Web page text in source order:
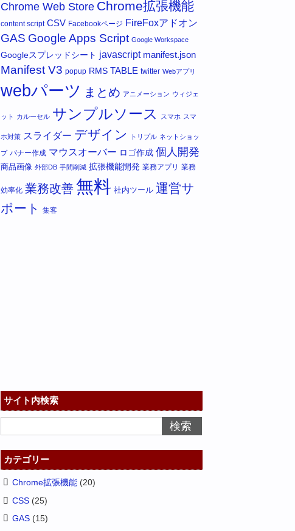
Chrome Web Store Chrome拡張機能
content script CSV Facebookページ FireFoxアドオン
GAS Google Apps Script Google Workspace
Googleスプレッドシート javascript manifest.json
Manifest V3 popup RMS TABLE twitter Webアプリ
webパーツ まとめ アニメーション ウィジェ
ット カルーセル サンプルソース スマホ スマ
ホ対策 スライダー デザイン トリプル ネットショッ
プ バナー作成 マウスオーバー ロゴ作成 個人開発
商品画像 外部DB 手間削減 拡張機能開発 業務アプリ 業務
効率化 業務改善無料 社内ツール 運営サ
ポート
集客
サイト内検索
カテゴリー
Chrome拡張機能 (20)
CSS (25)
GAS (15)